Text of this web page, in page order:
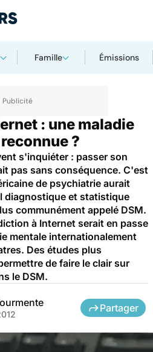
Famille Émissions
addictions
: une maladie
?
s'inquiéter : passer son
pas sans conséquence. C'est
de psychiatrie aurait
diagnostique et statistique
communément appelé DSM.
à Internet serait en passe
mentale internationalement
Des études plus
de faire le clair sur
le DSM.
Partager